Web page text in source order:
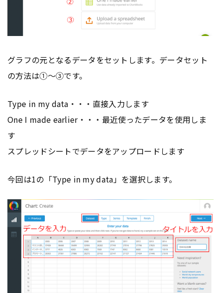
グラフの元となるデータをセットします。データセット
の方法は①〜③です。
Type in my data・・・直接入力します
One I made earlier・・・最近使ったデータを使用しま
す
スプレッドシートでデータをアップロードします
今回は1の「Type in my data」を選択します。